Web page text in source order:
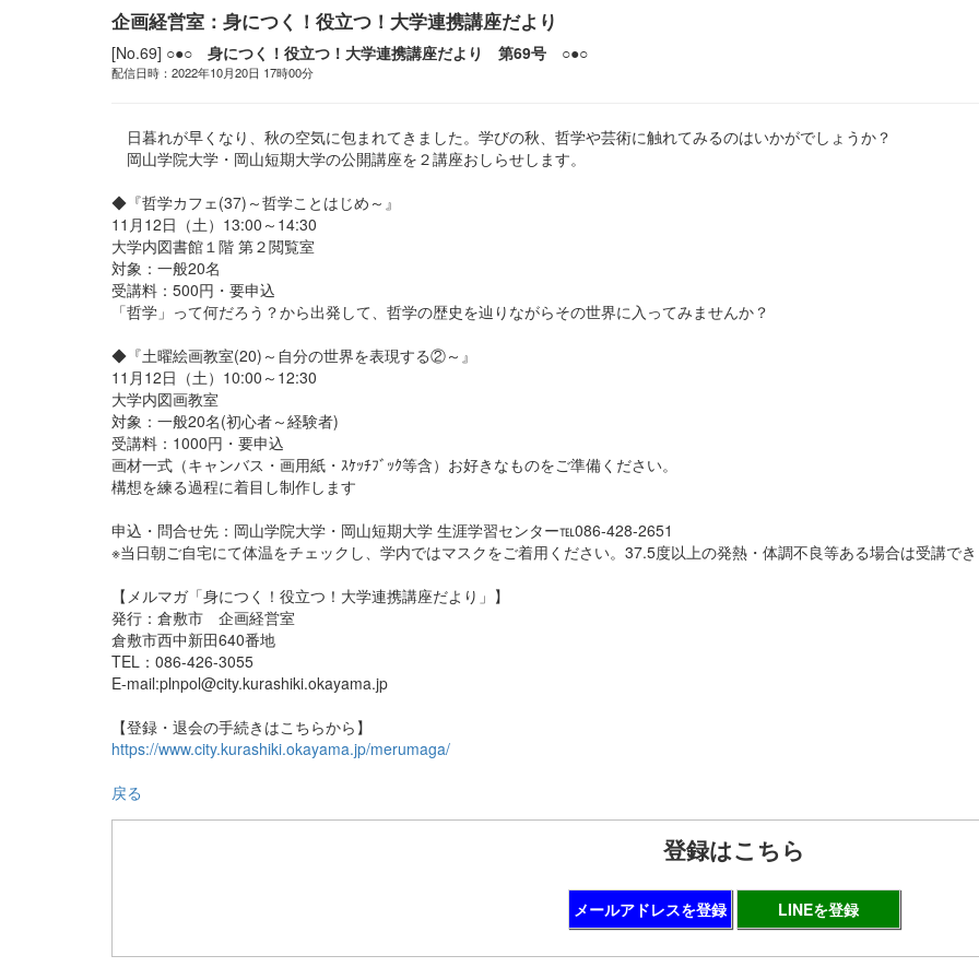
企画経営室：身につく！役立つ！大学連携講座だより
[No.69] ○●○ 身につく！役立つ！大学連携講座だより 第69号 ○●○
配信日時：2022年10月20日 17時00分
日暮れが早くなり、秋の空気に包まれてきました。学びの秋、哲学や芸術に触れてみるのはいかがでしょうか？
岡山学院大学・岡山短期大学の公開講座を２講座おしらせします。
◆『哲学カフェ(37)～哲学ことはじめ～』
11月12日（土）13:00～14:30
大学内図書館１階 第２閲覧室
対象：一般20名
受講料：500円・要申込
「哲学」って何だろう？から出発して、哲学の歴史を辿りながらその世界に入ってみませんか？
◆『土曜絵画教室(20)～自分の世界を表現する②～』
11月12日（土）10:00～12:30
大学内図画教室
対象：一般20名(初心者～経験者)
受講料：1000円・要申込
画材一式（キャンバス・画用紙・ｽｹｯﾁﾌﾞｯｸ等含）お好きなものをご準備ください。
構想を練る過程に着目し制作します
申込・問合せ先：岡山学院大学・岡山短期大学 生涯学習センター℡086-428-2651
※当日朝ご自宅にて体温をチェックし、学内ではマスクをご着用ください。37.5度以上の発熱・体調不良等ある場合は受講でき
【メルマガ「身につく！役立つ！大学連携講座だより」】
発行：倉敷市 企画経営室
倉敷市西中新田640番地
TEL：086-426-3055
E-mail:plnpol@city.kurashiki.okayama.jp
【登録・退会の手続きはこちらから】
https://www.city.kurashiki.okayama.jp/merumaga/
戻る
登録はこちら
メールアドレスを登録 LINEを登録